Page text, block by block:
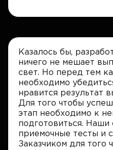
Казалось бы,
ничего не мешает
свет. Но перед тем
необходимо
нравится результат
Для того чтобы
этап необходимо к
подготовиться. Наши
приемочные тесты и
Заказчиком для того